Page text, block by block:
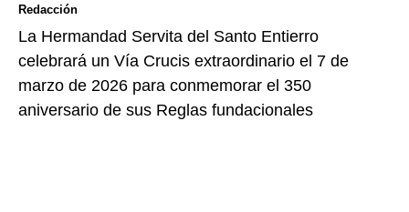
Redacción
La Hermandad Servita del Santo Entierro
celebrará un Vía Crucis extraordinario el 7 de
marzo de 2026 para conmemorar el 350
aniversario de sus Reglas fundacionales